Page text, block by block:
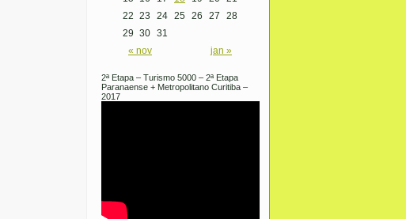
« nov jan »
22 23 24 25 26 27
28
29 30 31
2ª Etapa – Turismo 5000 – 2ª Etapa
Paranaense + Metropolitano Curitiba –
2017